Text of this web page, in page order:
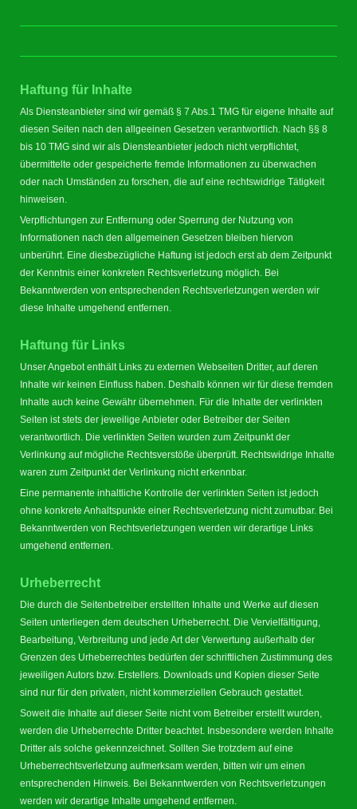
Haftung für Inhalte
Als Diensteanbieter sind wir gemäß § 7 Abs.1 TMG für eigene Inhalte auf
diesen Seiten nach den allgeeinen Gesetzen verantwortlich. Nach §§ 8
bis 10 TMG sind wir als Diensteanbieter jedoch nicht verpflichtet,
übermittelte oder gespeicherte fremde Informationen zu überwachen
oder nach Umständen zu forschen, die auf eine rechtswidrige Tätigkeit
hinweisen.
Verpflichtungen zur Entfernung oder Sperrung der Nutzung von
Informationen nach den allgemeinen Gesetzen bleiben hiervon
unberührt. Eine diesbezügliche Haftung ist jedoch erst ab dem Zeitpunkt
der Kenntnis einer konkreten Rechtsverletzung möglich. Bei
Bekanntwerden von entsprechenden Rechtsverletzungen werden wir
diese Inhalte umgehend entfernen.
Haftung für Links
Unser Angebot enthält Links zu externen Webseiten Dritter, auf deren
Inhalte wir keinen Einfluss haben. Deshalb können wir für diese fremden
Inhalte auch keine Gewähr übernehmen. Für die Inhalte der verlinkten
Seiten ist stets der jeweilige Anbieter oder Betreiber der Seiten
verantwortlich. Die verlinkten Seiten wurden zum Zeitpunkt der
Verlinkung auf mögliche Rechtsverstöße überprüft. Rechtswidrige Inhalte
waren zum Zeitpunkt der Verlinkung nicht erkennbar.
Eine permanente inhaltliche Kontrolle der verlinkten Seiten ist jedoch
ohne konkrete Anhaltspunkte einer Rechtsverletzung nicht zumutbar. Bei
Bekanntwerden von Rechtsverletzungen werden wir derartige Links
umgehend entfernen.
Urheberrecht
Die durch die Seitenbetreiber erstellten Inhalte und Werke auf diesen
Seiten unterliegen dem deutschen Urheberrecht. Die Vervielfältigung,
Bearbeitung, Verbreitung und jede Art der Verwertung außerhalb der
Grenzen des Urheberrechtes bedürfen der schriftlichen Zustimmung des
jeweiligen Autors bzw. Erstellers. Downloads und Kopien dieser Seite
sind nur für den privaten, nicht kommerziellen Gebrauch gestattet.
Soweit die Inhalte auf dieser Seite nicht vom Betreiber erstellt wurden,
werden die Urheberrechte Dritter beachtet. Insbesondere werden Inhalte
Dritter als solche gekennzeichnet. Sollten Sie trotzdem auf eine
Urheberrechtsverletzung aufmerksam werden, bitten wir um einen
entsprechenden Hinweis. Bei Bekanntwerden von Rechtsverletzungen
werden wir derartige Inhalte umgehend entfernen.